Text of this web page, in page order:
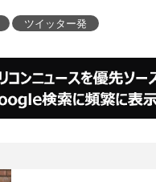
ツイッター発